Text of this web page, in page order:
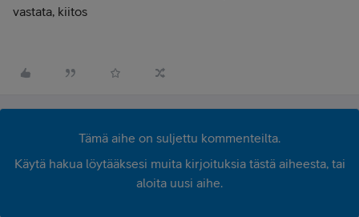
vastata, kiitos
Tämä aihe on suljettu kommenteilta.
Käytä hakua löytääksesi muita kirjoituksia tästä aiheesta, tai
aloita uusi aihe.